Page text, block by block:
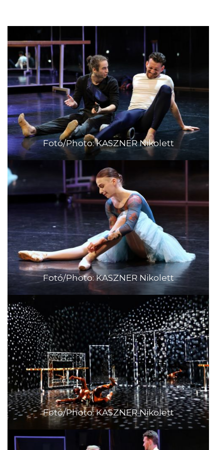
Fotó/Photo: KASZNER Nikolett
Fotó/Photo: KASZNER Nikolett
Fotó/Photo: KASZNER Nikolett